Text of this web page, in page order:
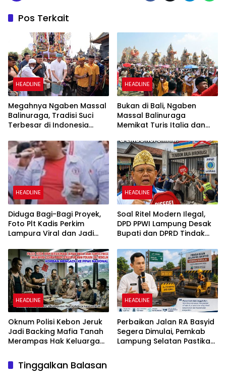
Pos Terkait
HEADLINE
Megahnya Ngaben Massal
Balinuraga, Tradisi Suci
Terbesar di Indonesia
dan Merekatkan Ikatan
Keluarga
HEADLINE
Bukan di Bali, Ngaben
Massal Balinuraga
Memikat Turis Italia dan
HEADLINE
Diduga Bagi-Bagi Proyek,
Foto Plt Kadis Perkim
Lampura Viral dan Jadi
Netizen
HEADLINE
Soal Ritel Modern Ilegal,
DPD PPWI Lampung Desak
Bupati dan DPRD Tindak
No 02/2016
HEADLINE
Oknum Polisi Kebon Jeruk
Jadi Backing Mafia Tanah
Merampas Hak Keluarga
Sutarman
HEADLINE
Perbaikan Jalan RA Basyid
Segera Dimulai, Pemkab
Lampung Selatan Pastikan
Tinggalkan Balasan